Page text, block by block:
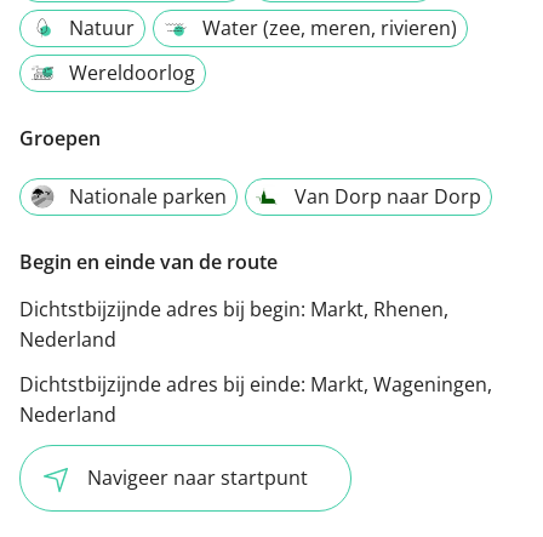
Natuur
Water (zee, meren, rivieren)
Wereldoorlog
Groepen
Nationale parken Van Dorp naar Dorp
Begin en einde van de route
Dichtstbijzijnde adres bij begin: Markt, Rhenen,
Nederland
Dichtstbijzijnde adres bij einde: Markt, Wageningen,
Nederland
Navigeer naar startpunt